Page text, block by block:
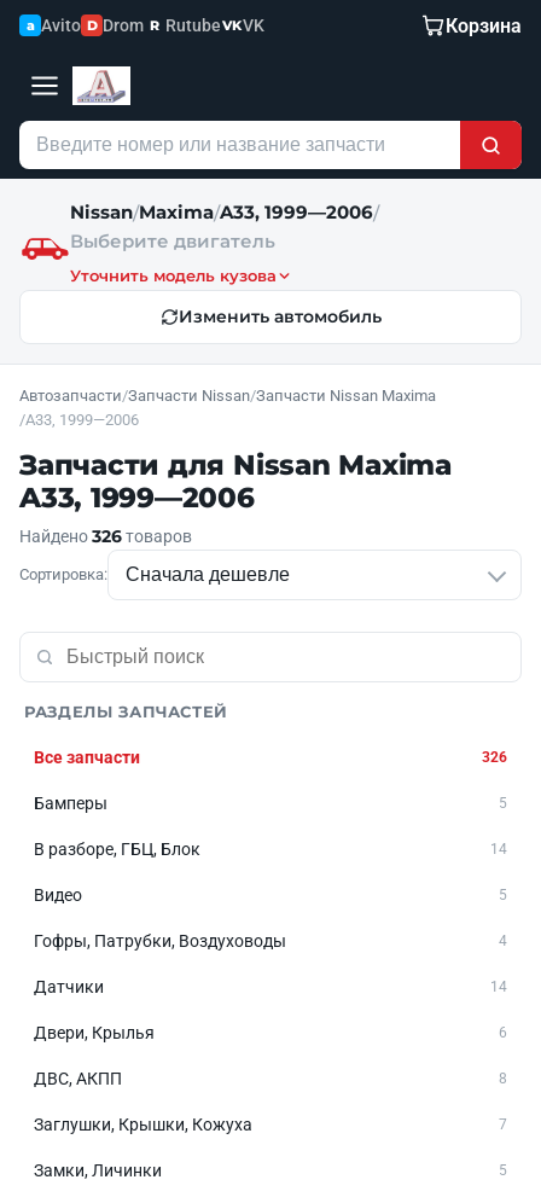
a Avito D Drom R RutubeVKVK Корзина
Nissan/Maxima/A33, 1999—2006/
Выберите двигатель
Уточнить модель кузова
Изменить автомобиль
Автозапчасти/Запчасти Nissan/Запчасти Nissan Maxima
/A33, 1999—2006
Запчасти для Nissan Maxima
A33, 1999—2006
Найдено326товаров
Сортировка:
РАЗДЕЛЫ ЗАПЧАСТЕЙ
Все запчасти 326
Бамперы 5
В разборе, ГБЦ, Блок 14
Видео 5
Гофры, Патрубки, Воздуховоды 4
Датчики 14
Двери, Крылья 6
ДВС, АКПП 8
Заглушки, Крышки, Кожуха 7
Замки, Личинки 5